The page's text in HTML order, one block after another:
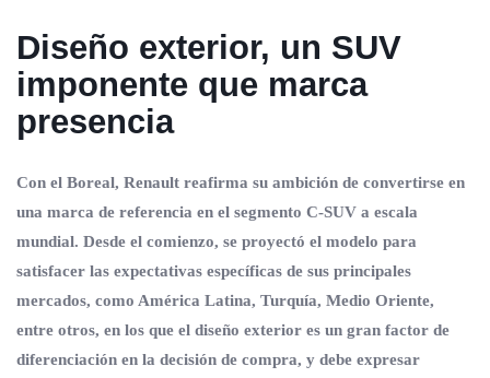
Diseño exterior, un SUV
imponente que marca
presencia
Con el Boreal, Renault reafirma su ambición de convertirse en
una marca de referencia en el segmento C-SUV a escala
mundial. Desde el comienzo, se proyectó el modelo para
satisfacer las expectativas específicas de sus principales
mercados, como América Latina, Turquía, Medio Oriente,
entre otros, en los que el diseño exterior es un gran factor de
diferenciación en la decisión de compra, y debe expresar